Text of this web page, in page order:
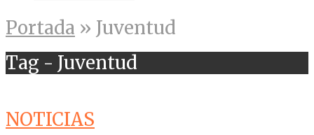
Portada » Juventud
Tag - Juventud
NOTICIAS